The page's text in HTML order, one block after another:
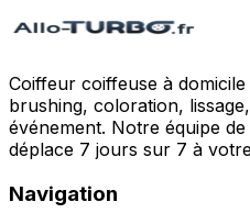
Coiffeur coiffeuse à
brushing, coloration,
événement. Notre équipe
déplace 7 jours sur 7 à
Navigation